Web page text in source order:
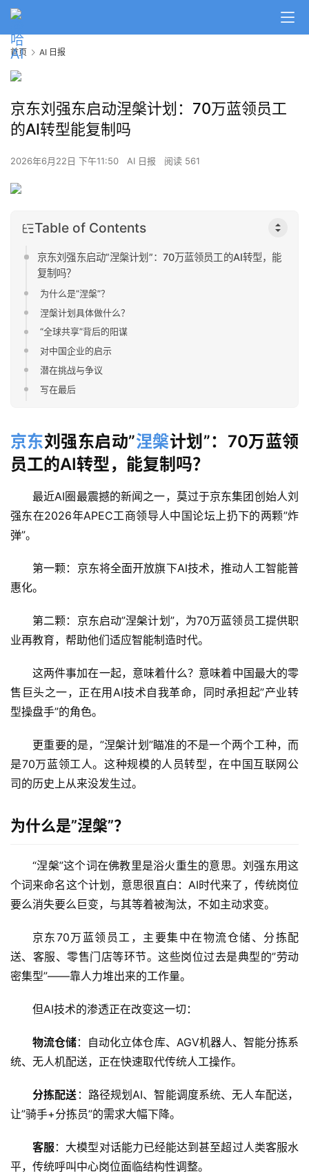
首页 AI 日报
京东刘强东启动涅槃计划：70万蓝领员工
的AI转型能复制吗
2026年6月22日 下午11:50 AI 日报 阅读 561
Table of Contents
京东刘强东启动”涅槃计划”：70万蓝领员工的AI转型，能
复制吗？
为什么是”涅槃”？
涅槃计划具体做什么？
“全球共享”背后的阳谋
对中国企业的启示
潜在挑战与争议
写在最后
京东刘强东启动”涅槃计划”：70万蓝领
员工的AI转型，能复制吗？
最近AI圈最震撼的新闻之一，莫过于京东集团创始人刘
强东在2026年APEC工商领导人中国论坛上扔下的两颗”炸
弹”。
第一颗：京东将全面开放旗下AI技术，推动人工智能普
惠化。
第二颗：京东启动”涅槃计划”，为70万蓝领员工提供职
业再教育，帮助他们适应智能制造时代。
这两件事加在一起，意味着什么？意味着中国最大的零
售巨头之一，正在用AI技术自我革命，同时承担起”产业转
型操盘手”的角色。
更重要的是，”涅槃计划”瞄准的不是一个两个工种，而
是70万蓝领工人。这种规模的人员转型，在中国互联网公
司的历史上从来没发生过。
为什么是”涅槃”？
“涅槃”这个词在佛教里是浴火重生的意思。刘强东用这
个词来命名这个计划，意思很直白：AI时代来了，传统岗位
要么消失要么巨变，与其等着被淘汰，不如主动求变。
京东70万蓝领员工，主要集中在物流仓储、分拣配
送、客服、零售门店等环节。这些岗位过去是典型的”劳动
密集型”——靠人力堆出来的工作量。
但AI技术的渗透正在改变这一切：
物流仓储：自动化立体仓库、AGV机器人、智能分拣系
统、无人机配送，正在快速取代传统人工操作。
分拣配送 ：路径规划AI、智能调度系统、无人车配送，
让”骑手+分拣员”的需求大幅下降。
客服：大模型对话能力已经能达到甚至超过人类客服水
平，传统呼叫中心岗位面临结构性调整。